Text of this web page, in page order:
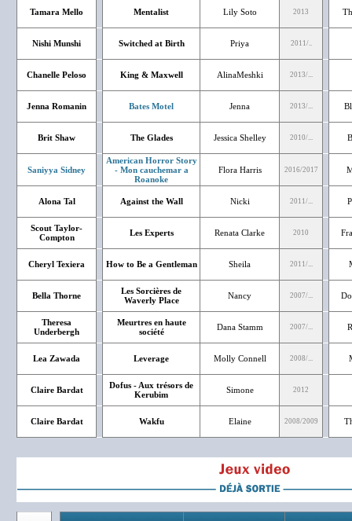
Tamara Mello Mentalist Lily Soto 2013
Nishi Munshi Switched at Birth Priya 2011/..
Chanelle Peloso King & Maxwell AlinaMeshki 2013/...
Jenna Romanin Bates Motel Jenna 2013/...
Brit Shaw The Glades Jessica Shelley 2010/...
Saniyya Sidney
American Horror Story
- Mon cauchemar a
Roanoke
Flora Harris 2016/2017
Alona Tal Against the Wall Nicki 2011/...
Scout Taylor-
Compton
Les Experts Renata Clarke 2010
Cheryl Texiera How to Be a Gentleman Sheila 2011/...
Bella Thorne
Les Sorcières de
Waverly Place
Nancy 2007/...
Theresa
Underbergh
Meurtres en haute
société
Dana Stamm 2007/...
Lea Zawada Leverage Molly Connell 2008/...
Claire Bardat
Dofus - Aux trésors de
Kerubim
Simone 2012
Claire Bardat Wakfu Elaine 2008/2009